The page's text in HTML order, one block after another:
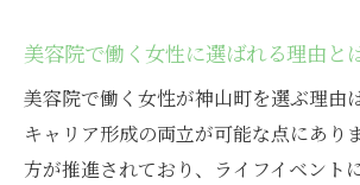
美容院で働く女性に選ばれる理由と
美容院で働く女性が神山町を選ぶ理由
キャリア形成の両立が可能な点にあり
方が推進されており、ライフイベント